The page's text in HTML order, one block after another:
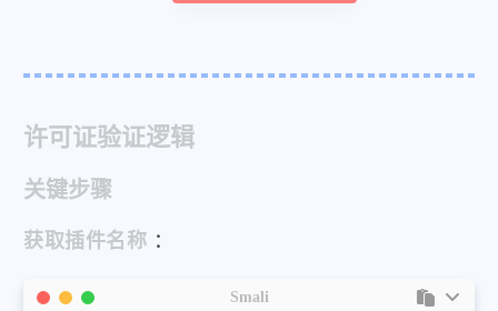
许可证验证逻辑
关键步骤
获取插件名称 ：
Smali